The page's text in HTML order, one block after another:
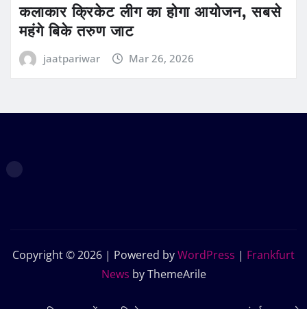
कलाकार क्रिकेट लीग का होगा आयोजन, सबसे
महंगे बिके तरुण जाट
jaatpariwar Mar 26, 2026
Copyright © 2026 | Powered byWordPress | Frankfurt
News by ThemeArile